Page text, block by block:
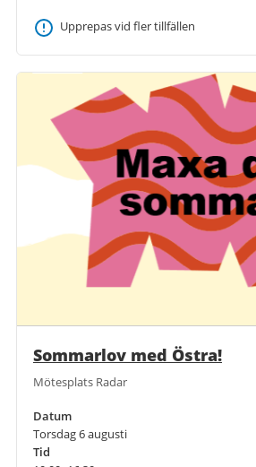
Upprepas vid fler tillfällen
Sommarlov med Östra!
Mötesplats Radar
Datum
Torsdag 6 augusti
Tid